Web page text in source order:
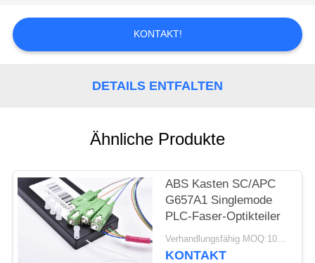
NACHRICHTEN
FORDERN
SITEMAP
PRIVACY
KONTAKT!
DETAILS ENTFALTEN
Ähnliche Produkte
ABS Kasten SC/APC
G657A1 Singlemode
PLC-Faser-Optikteiler
Verhandlungsfähig MOQ:10pcs
KONTAKT